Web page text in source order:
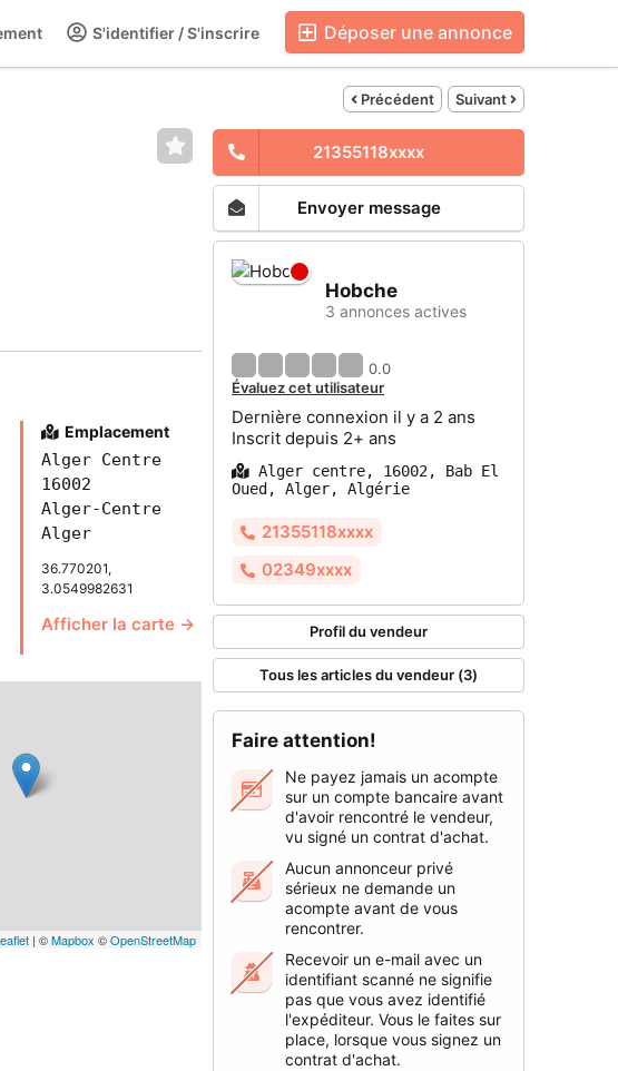
Déposer une annonce
S'identifier / S'inscrire
Précédent Suivant
Emplacement
Alger Centre
16002
Alger-Centre
Alger
36.770201,
3.0549982631
Afficher la carte →
| ©Mapbox ©OpenStreetMap
21355118xxxx
Envoyer message
Hobche
3 annonces actives
0.0
Évaluez cet utilisateur
Dernière connexion il y a 2 ans
Inscrit depuis 2+ ans
Alger centre, 16002, Bab El
Oued, Alger, Algérie
21355118xxxx
02349xxxx
Profil du vendeur
Tous les articles du vendeur (3)
Faire attention!
Ne payez jamais un acompte
sur un compte bancaire avant
d'avoir rencontré le vendeur,
vu signé un contrat d'achat.
Aucun annonceur privé
sérieux ne demande un
acompte avant de vous
rencontrer.
Recevoir un e-mail avec un
identifiant scanné ne signifie
pas que vous avez identifié
l'expéditeur. Vous le faites sur
place, lorsque vous signez un
contrat d'achat.